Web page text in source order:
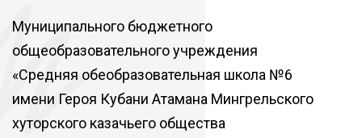
Муниципального бюджетного
общеобразовательного учреждения
«Средняя обеобразовательная школа №6
имени Героя Кубани Атамана Мингрельского
хуторского казачьего общества